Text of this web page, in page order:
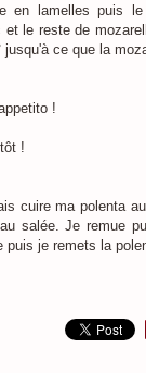
en lamelles puis
et le reste de
jusqu'à ce que la
!
!
cuire ma polenta
salée. Je remue
puis je remets la